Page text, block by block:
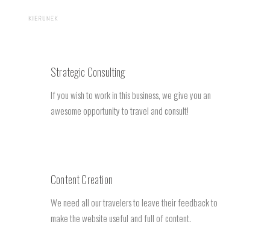
Start
Dlaczego Namibia
Blog
Pomóż
Strategic Consulting
If you wish to work in this business, we give you an
awesome opportunity to travel and consult!
Content Creation
We need all our travelers to leave their feedback to
make the website useful and full of content.